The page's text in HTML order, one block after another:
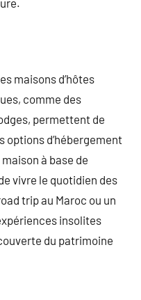
maisons d’hôtes
comme des
permettent de
options d’hébergement
à base de
vivre le quotidien des
trip au Maroc ou un
insolites
du patrimoine